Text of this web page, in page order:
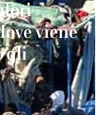
viene
gli